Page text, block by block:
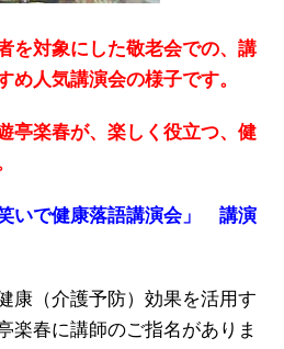
を対象にした敬老会での、講
め人気講演会の様子です。
亭楽春が、楽しく役立つ、健
いで健康落語講演会」 講演
康（介護予防）効果を活用す
楽春に講師のご指名がありま